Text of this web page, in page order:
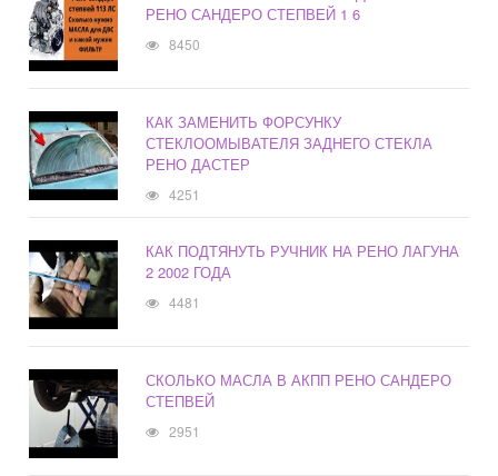
РЕНО САНДЕРО СТЕПВЕЙ 1 6
8450
КАК ЗАМЕНИТЬ ФОРСУНКУ
СТЕКЛООМЫВАТЕЛЯ ЗАДНЕГО СТЕКЛА
РЕНО ДАСТЕР
4251
КАК ПОДТЯНУТЬ РУЧНИК НА РЕНО ЛАГУНА
2 2002 ГОДА
4481
СКОЛЬКО МАСЛА В АКПП РЕНО САНДЕРО
СТЕПВЕЙ
2951